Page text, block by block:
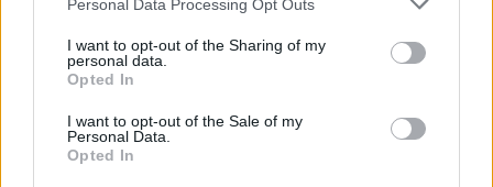
Personal Data Processing Opt Outs
I want to opt-out of the Sharing of my
personal data.
Opted In
I want to opt-out of the Sale of my
Personal Data.
Opted In
KEDVES OLVASÓNK!
A keresett cikk a portfolio.hu hírarchívumához
tartozik, melynek olvasása előfizetéses